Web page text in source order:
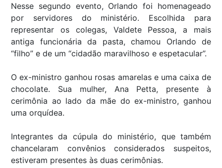
Nesse segundo evento, Orlando foi homenageado
por servidores do ministério. Escolhida para
representar os colegas, Valdete Pessoa, a mais
antiga funcionária da pasta, chamou Orlando de
“filho” e de um “cidadão maravilhoso e espetacular”.
O ex-ministro ganhou rosas amarelas e uma caixa de
chocolate. Sua mulher, Ana Petta, presente à
cerimônia ao lado da mãe do ex-ministro, ganhou
uma orquídea.
Integrantes da cúpula do ministério, que também
chancelaram convênios considerados suspeitos,
estiveram presentes às duas cerimônias.